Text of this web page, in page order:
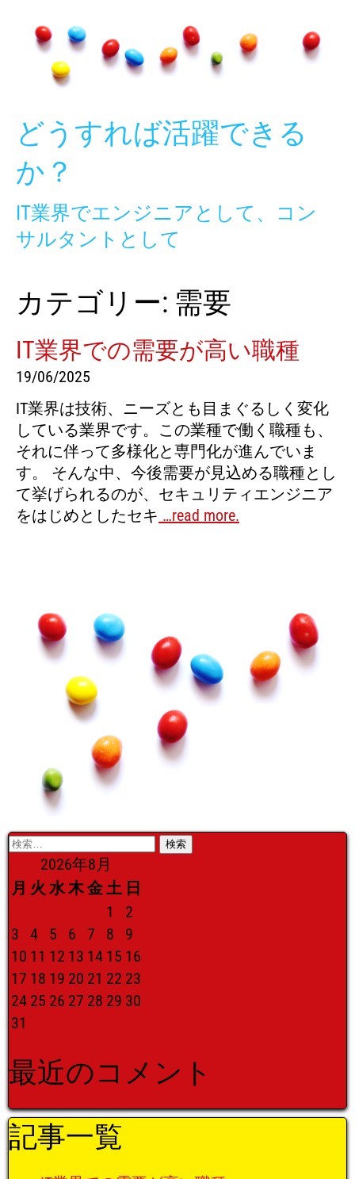
content
どうすれば活躍できる
か？
IT業界でエンジニアとして、コン
サルタントとして
カテゴリー: 需要
IT業界での需要が高い職種
19/06/2025
IT業界は技術、ニーズとも目まぐるしく変化
している業界です。この業種で働く職種も、
それに伴って多様化と専門化が進んでいま
す。 そんな中、今後需要が見込める職種とし
て挙げられるのが、セキュリティエンジニア
をはじめとしたセキ …read more.
検
2026年8月
月 火 水木金土 日
1
2
3
4 5 6 7 8
9
10 11 12 13 14 15 16
17 18 19 20 21 22 23
24 25 26 27 28 29 30
31
最近のコメント
記事一覧